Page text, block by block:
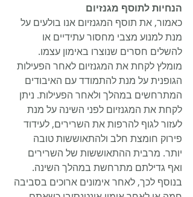
הנחיות לתוסף מגנזיום
כאמור, את תוסף המגנזיום אנו בולעים על
מנת למנוע מצבי מחסור עתידיים או
להשלים חסרים שנוצרו באימון עצמו.
מומלץ לקחת את המגנזיום לאחר הפעילות
הגופנית על מנת להתמודד עם האיבודים
המתרחשים במהלך ולאחר הפעילות. ניתן
לקחת את המגנזיום לפני השינה על מנת
לעזור לגוף להרפות את השרירים, לעידוד
פירוק חומצת חלב ולהתאוששות טובה
יותר. מרבית ההתאוששות של השרירים
ואף גדילתם מתרחשת במהלך השינה.
בנוסף לכך, לאחר אימונים ארוכים בסביבה